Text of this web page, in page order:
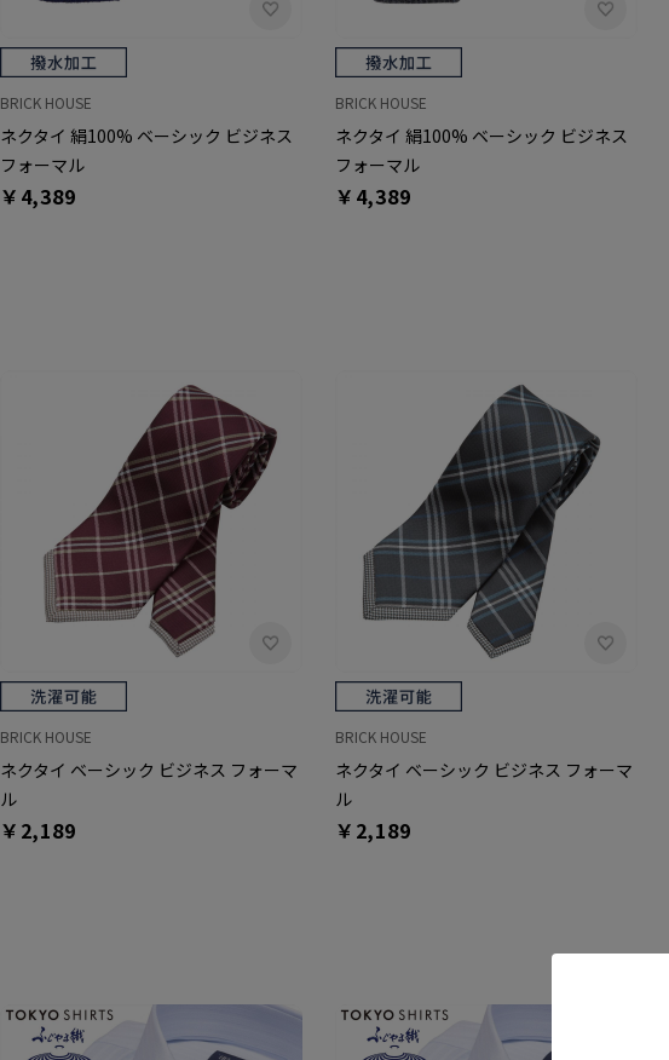
BRICK HOUSE
ネクタイ 絹100% ベーシック ビジネス
フォーマル
￥4,389
BRICK HOUSE
ネクタイ 絹100% ベーシック ビジネス
フォーマル
￥4,389
BRICK HOUSE
ネクタイ ベーシック ビジネス フォーマ
ル
￥2,189
BRICK HOUSE
ネクタイ ベーシック ビジネス フォーマ
ル
￥2,189